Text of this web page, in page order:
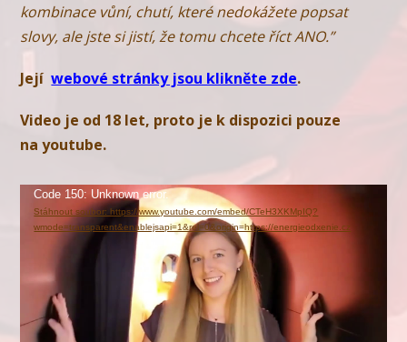
kombinace vůní, chutí, které nedokážete popsat
slovy, ale jste si jistí, že tomu chcete říct ANO.”
Jejíwebové stránky jsou klikněte zde.
Video je od 18 let, proto je k dispozici pouze
na youtube.
Video
přehrávač
Code 150: Unknown error.
Stáhnout soubor: https://www.youtube.com/embed/CTeH3XKMpIQ?
wmode=transparent&enablejsapi=1&rel=0&origin=https://energieodxenie.cz